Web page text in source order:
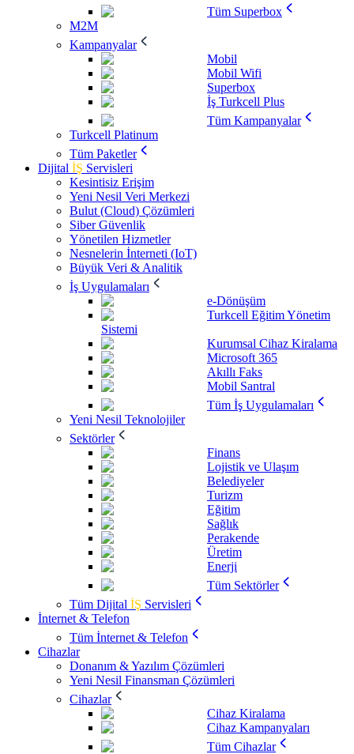
Tüm Superbox
M2M
Kampanyalar
Mobil
Mobil Wifi
Superbox
İş Turkcell Plus
Tüm Kampanyalar
Turkcell Platinum
Tüm Paketler
Dijital İŞ Servisleri
Kesintisiz Erişim
Yeni Nesil Veri Merkezi
Bulut (Cloud) Çözümleri
Siber Güvenlik
Yönetilen Hizmetler
Nesnelerin İnterneti (IoT)
Büyük Veri & Analitik
İş Uygulamaları
e-Dönüşüm
Turkcell Eğitim Yönetim
Sistemi
Kurumsal Cihaz Kiralama
Microsoft 365
Akıllı Faks
Mobil Santral
Tüm İş Uygulamaları
Yeni Nesil Teknolojiler
Sektörler
Finans
Lojistik ve Ulaşım
Belediyeler
Turizm
Eğitim
Sağlık
Perakende
Üretim
Enerji
Tüm Sektörler
Tüm Dijital İŞ Servisleri
İnternet & Telefon
Tüm İnternet & Telefon
Cihazlar
Donanım & Yazılım Çözümleri
Yeni Nesil Finansman Çözümleri
Cihazlar
Cihaz Kiralama
Cihaz Kampanyaları
Tüm Cihazlar